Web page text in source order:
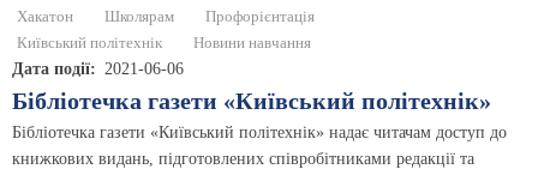
Хакатон
Школярам
Профорієнтація
Київський політехнік
Новини навчання
Дата події 2021-06-06
Бібліотечка газети «Київський політехнік»
Бібліотечка газети «Київський політехнік» надає читачам доступ до
книжкових видань, підготовлених співробітниками редакції та